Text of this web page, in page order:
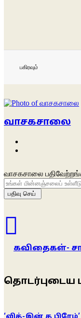
பகிரவும்
வாசகசாலை
வாசகசாலை
உங்கள்
மின்னஞ்சலைப்
உள்ளீடு
கவிதைகள்-
தொடர்புடைய